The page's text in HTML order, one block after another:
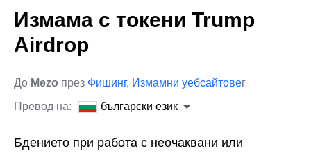
Измама с токени Trump
Airdrop
До Mezo през Фишинг, Измамни уебсайтовег
Превод на:
български език
Бдението при работа с неочаквани или